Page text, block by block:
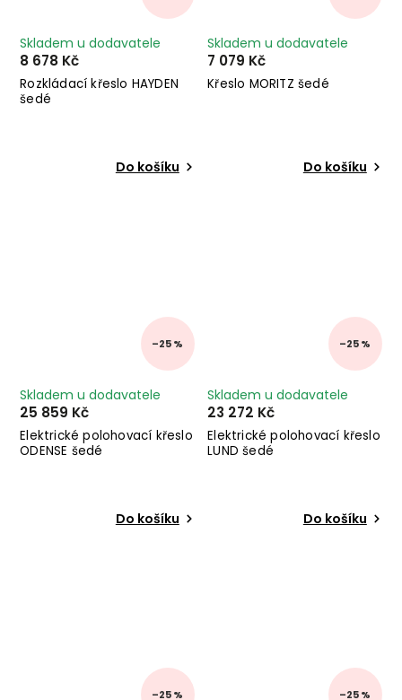
Rozkládací křeslo HAYDEN
šedé
Skladem u dodavatele
8 678 Kč
Do košíku
Křeslo MORITZ šedé
Skladem u dodavatele
7 079 Kč
Do košíku
–25 %
Elektrické polohovací křeslo
ODENSE šedé
Skladem u dodavatele
25 859 Kč
Do košíku
–25 %
Elektrické polohovací křeslo
LUND šedé
Skladem u dodavatele
23 272 Kč
Do košíku
–25 % –25 %